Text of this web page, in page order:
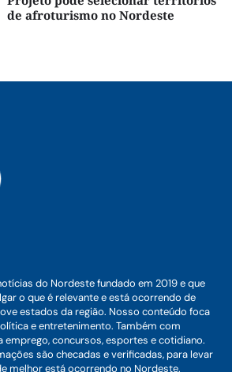
de afroturismo no Nordeste
do Nordeste fundado em 2019 e que
o que é relevante e está ocorrendo de
estados da região. Nosso conteúdo foca
e entretenimento. Também com
emprego, concursos, esportes e cotidiano.
são checadas e verificadas, para levar
melhor está ocorrendo no Nordeste.